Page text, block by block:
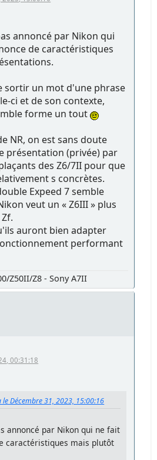
annoncé par Nikon qui
de caractéristiques
sortir un mot d'une phrase
ci et de son contexte,
forme un tout
NR, on est sans doute
présentation (privée) par
des Z6/7II pour que
s concrètes.
Expeed 7 semble
veut un « Z6III » plus
auront bien adapter
performant
Z50II/Z8 - Sony A7II
00:31:18
Décembre 31, 2023, 15:00:16
annoncé par Nikon qui ne fait
caractéristiques mais plutôt